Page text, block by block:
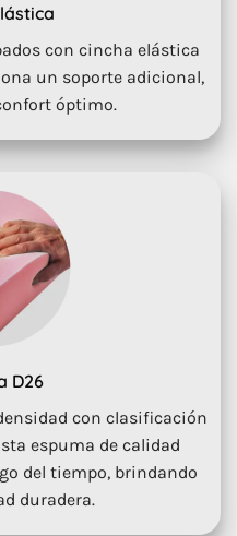
con cincha elástica
un soporte adicional,
óptimo.
D26
con clasificación
espuma de calidad
del tiempo, brindando
duradera.